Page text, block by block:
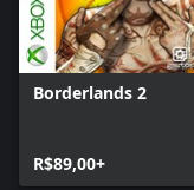
Borderlands 2
R$89,00+